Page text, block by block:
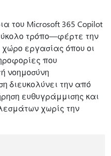
του Microsoft 365 Copilot
τρόπο—φέρτε την
εργασίας όπου οι
που
νοημοσύνη
διευκολύνει την από
ευθυγράμμισης και
χωρίς την